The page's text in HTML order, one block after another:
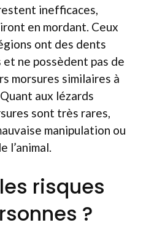
inefficaces,
en mordant. Ceux
ont des dents
ne possèdent pas de
morsures similaires à
aux lézards
sont très rares,
manipulation ou
l’animal.
risques
?